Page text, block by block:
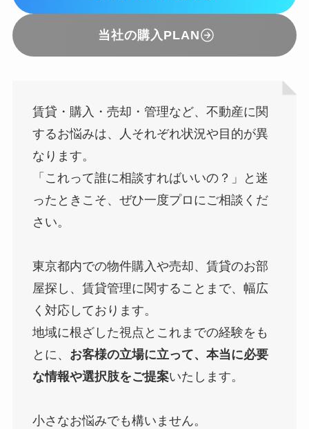
当社の購入PLAN
賃貸・購入・売却・管理など、不動産に関
するお悩みは、人それぞれ状況や目的が異
なります。
「これって誰に相談すればいいの？」と迷
ったときこそ、ぜひ一度プロにご相談くだ
さい。
東京都内での物件購入や売却、賃貸のお部
屋探し、賃貸管理に関することまで、幅広
く対応しております。
地域に根ざした視点とこれまでの経験をも
とに、 お客様の立場に立って、本当に必要
な情報や選択肢をご提案いたします。
小さなお悩みでも構いません。